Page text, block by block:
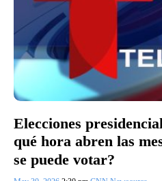
Elecciones
qué hora abren las
se puede votar?